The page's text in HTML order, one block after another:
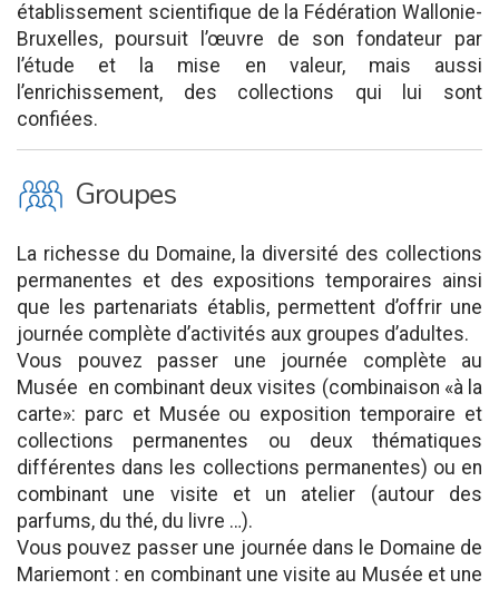
établissement scientifique de la Fédération Wallonie-
Bruxelles, poursuit l’œuvre de son fondateur par
l’étude et la mise en valeur, mais aussi
l’enrichissement, des collections qui lui sont
confiées.
O Groupes
La richesse du Domaine, la diversité des collections
permanentes et des expositions temporaires ainsi
que les partenariats établis, permettent d’offrir une
journée complète d’activités aux groupes d’adultes.
Vous pouvez passer une journée complète au
Musée en combinant deux visites (combinaison «à la
carte»: parc et Musée ou exposition temporaire et
collections permanentes ou deux thématiques
différentes dans les collections permanentes) ou en
combinant une visite et un atelier (autour des
parfums, du thé, du livre …).
Vous pouvez passer une journée dans le Domaine de
Mariemont : en combinant une visite au Musée et une